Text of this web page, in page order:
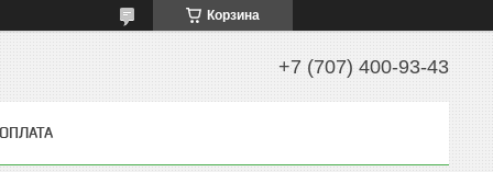
Корзина
+7 (707) 400-93-43